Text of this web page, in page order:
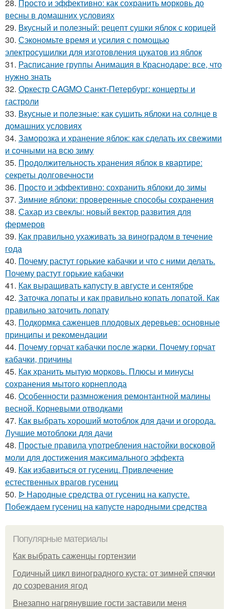
28. Просто и эффективно: как сохранить морковь до
весны в домашних условиях
29. Вкусный и полезный: рецепт сушки яблок с корицей
30. Сэкономьте время и усилия с помощью
электросушилки для изготовления цукатов из яблок
31. Расписание группы Анимация в Краснодаре: все, что
нужно знать
32. Оркестр CAGMO Санкт-Петербург: концерты и
гастроли
33. Вкусные и полезные: как сушить яблоки на солнце в
домашних условиях
34. Заморозка и хранение яблок: как сделать их свежими
и сочными на всю зиму
35. Продолжительность хранения яблок в квартире:
секреты долговечности
36. Просто и эффективно: сохранить яблоки до зимы
37. Зимние яблоки: проверенные способы сохранения
38. Сахар из свеклы: новый вектор развития для
фермеров
39. Как правильно ухаживать за виноградом в течение
года
40. Почему растут горькие кабачки и что с ними делать.
Почему растут горькие кабачки
41. Как выращивать капусту в августе и сентябре
42. Заточка лопаты и как правильно копать лопатой. Как
правильно заточить лопату
43. Подкормка саженцев плодовых деревьев: основные
принципы и рекомендации
44. Почему горчат кабачки после жарки. Почему горчат
кабачки, причины
45. Как хранить мытую морковь. Плюсы и минусы
сохранения мытого корнеплода
46. Особенности размножения ремонтантной малины
весной. Корневыми отводками
47. Как выбрать хороший мотоблок для дачи и огорода.
Лучшие мотоблоки для дачи
48. Простые правила употребления настойки восковой
моли для достижения максимального эффекта
49. Как избавиться от гусениц. Привлечение
естественных врагов гусениц
50. ᐉ Народные средства от гусениц на капусте.
Побеждаем гусениц на капусте народными средства
Популярные материалы
Как выбрать саженцы гортензии
Годичный цикл виноградного куста: от зимней спячки
до созревания ягод
Внезапно нагрянувшие гости заставили меня